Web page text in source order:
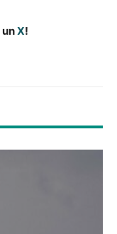
unX!